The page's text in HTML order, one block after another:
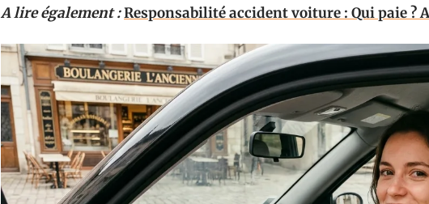
A lire également :Responsabilité accident voiture : Qui paie ?